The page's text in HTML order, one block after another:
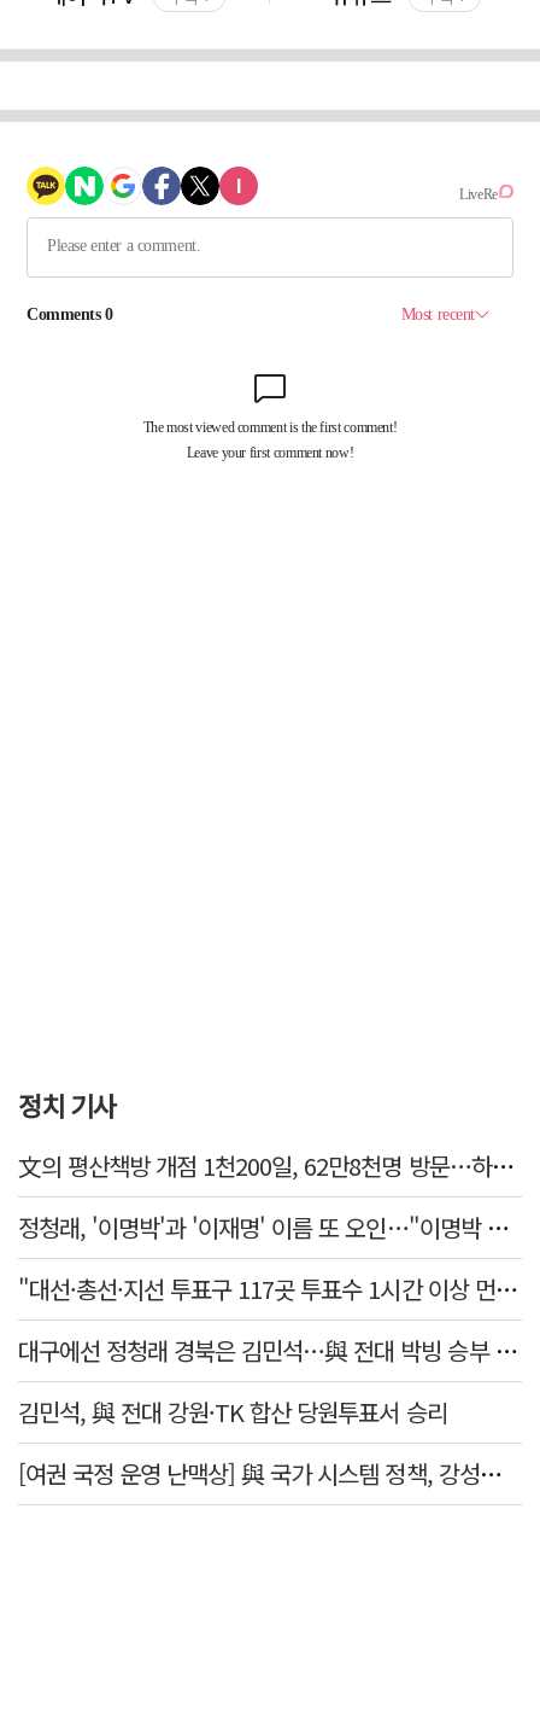
정치 기사
文의 평산책방 개점 1천200일, 62만8천명 방문…하루 평균 500명↑
정청래, '이명박'과 '이재명' 이름 또 오인…"이명박 대통령 임기안에 반도체 제품 출시"
"대선·총선·지선 투표구 117곳 투표수 1시간 이상 먼저 입력"
대구에선 정청래 경북은 김민석…與 전대 박빙 승부 이어간다
김민석, 與 전대 강원·TK 합산 당원투표서 승리
[여권 국정 운영 난맥상] 與 국가 시스템 정책, 강성층 결집에 의존